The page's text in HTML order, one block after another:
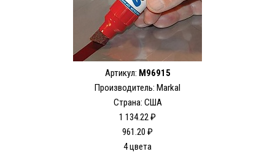
Артикул: M96915
Производитель: Markal
Страна: США
1 134.22 ₽
961.20 ₽
4 цвета